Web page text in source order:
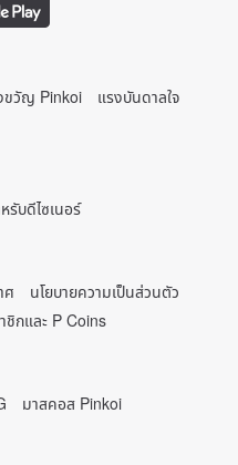
ขวัญ Pinkoi
แรงบันดาลใจ
รับดีไซเนอร์
ศ
นโยบายความเป็นส่วนตัว
ชิกและ P Coins
มาสคอส Pinkoi